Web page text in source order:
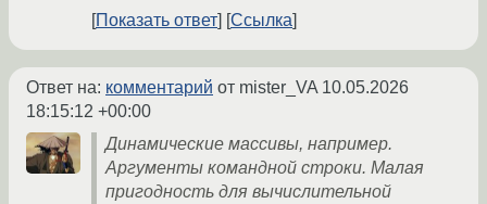
Показать ответ
Ссылка
Ответ на: комментарий от mister_VA 10.05.2026
18:15:12 +00:00
Динамические массивы, например.
Аргументы командной строки. Малая
пригодность для вычислительной